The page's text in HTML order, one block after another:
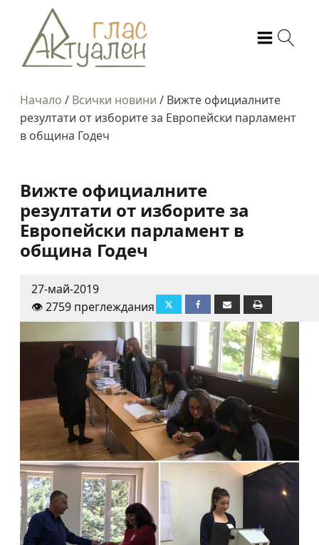
Начало / Всички новини / Вижте официалните
резултати от изборите за Европейски парламент
в община Годеч
Вижте официалните
резултати от изборите за
Европейски парламент в
община Годеч
27-май-2019
👁️ 2759 преглеждания